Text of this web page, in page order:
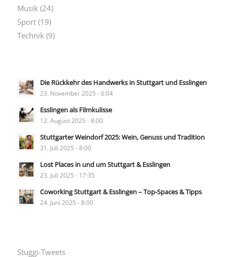
Musik (24)
Sport(19)
Technik (9)
Die Rückkehr des Handwerks in Stuttgart und Esslingen
23. November 2025 - 6:04
Esslingen als Filmkulisse
12. August 2025 - 8:00
Stuttgarter Weindorf 2025: Wein, Genuss und Tradition
31. Juli 2025 - 8:00
Lost Places in und um Stuttgart & Esslingen
23. Juli 2025 - 17:35
Coworking Stuttgart & Esslingen – Top-Spaces & Tipps
24. Juni 2025 - 8:00
Stuggi-Tweets